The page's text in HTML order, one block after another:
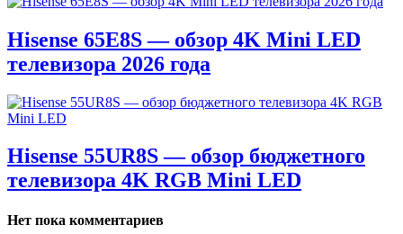
Hisense 65E8S — обзор 4K Mini LED
телевизора 2026 года
Hisense 55UR8S — обзор бюджетного
телевизора 4K RGB Mini LED
Нет пока комментариев